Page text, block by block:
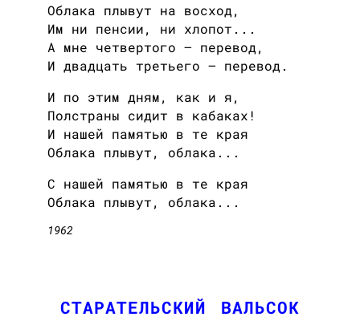
Облака плывут на восход,
Им ни пенсии, ни хлопот...
А мне четвертого — перевод,
И двадцать третьего — перевод.
И по этим дням, как и я,
Полстраны сидит в кабаках!
И нашей памятью в те края
Облака плывут, облака...
C нашей памятью в те края
Облака плывут, облака...
1962
СТАРАТЕЛЬСКИЙ ВАЛЬСОК